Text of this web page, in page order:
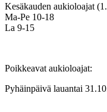
Kesäkauden aukioloajat
Ma-Pe 10-18
La 9-15
Poikkeavat aukioloajat:
Pyhäinpäivä lauantai